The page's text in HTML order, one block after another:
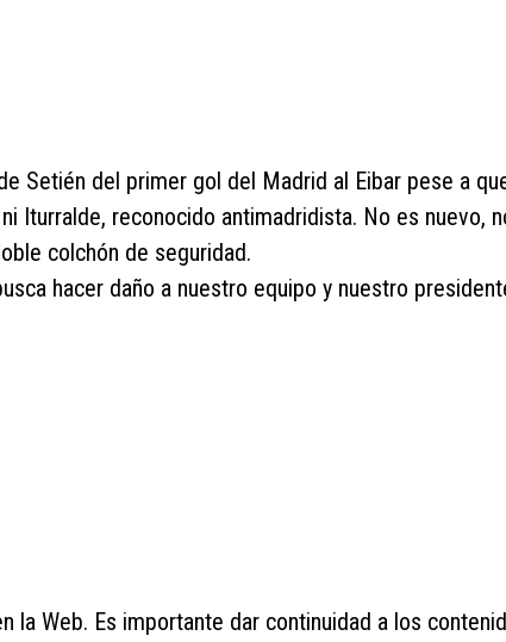
Setién del primer gol del Madrid al Eibar pese a
Iturralde, reconocido antimadridista. No es nuevo,
colchón de seguridad.
hacer daño a nuestro equipo y nuestro
la Web. Es importante dar continuidad a los